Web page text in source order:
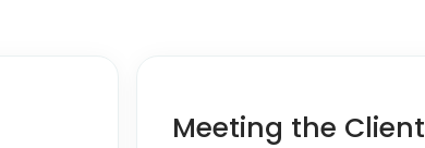
Meeting the Client